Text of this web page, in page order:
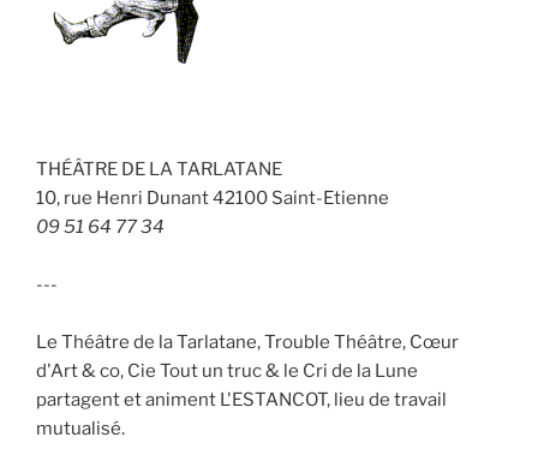
THÉÂTRE DE LA TARLATANE
10, rue Henri Dunant 42100 Saint-Etienne
09 51 64 77 34
---
Le Théâtre de la Tarlatane, Trouble Théâtre, Cœur
d'Art & co, Cie Tout un truc & le Cri de la Lune
partagent et animent L'ESTANCOT, lieu de travail
mutualisé.